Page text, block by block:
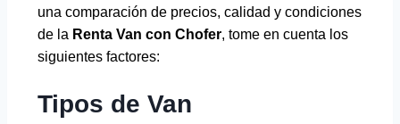
una comparación de precios, calidad y condiciones
de la Renta Van con Chofer, tome en cuenta los
siguientes factores:
Tipos de Van